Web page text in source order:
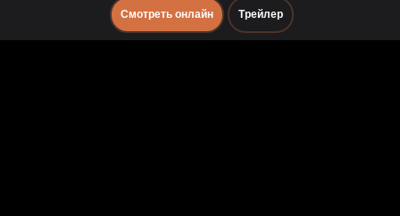
Смотреть онлайн Трейлер